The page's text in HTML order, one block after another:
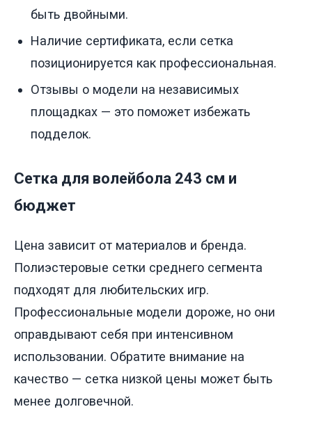
быть двойными.
Наличие сертификата, если сетка
позиционируется как профессиональная.
Отзывы о модели на независимых
площадках — это поможет избежать
подделок.
Сетка для волейбола 243 см и
бюджет
Цена зависит от материалов и бренда.
Полиэстеровые сетки среднего сегмента
подходят для любительских игр.
Профессиональные модели дороже, но они
оправдывают себя при интенсивном
использовании. Обратите внимание на
качество — сетка низкой цены может быть
менее долговечной.